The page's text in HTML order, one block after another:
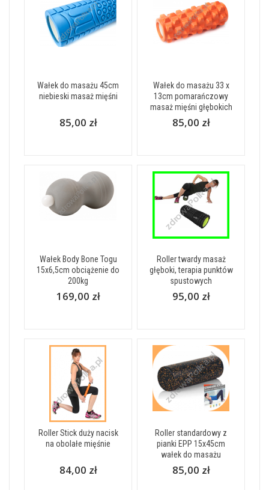
Wałek do masażu 45cm
niebieski masaż mięśni
85,00 zł
Wałek do masażu 33 x
13cm pomarańczowy
masaż mięśni głębokich
85,00 zł
Wałek Body Bone Togu
15x6,5cm obciążenie do
200kg
169,00 zł
Roller twardy masaż
głęboki, terapia punktów
spustowych
95,00 zł
Roller Stick duży nacisk
na obolałe mięśnie
84,00 zł
Roller standardowy z
pianki EPP 15x45cm
wałek do masażu
85,00 zł